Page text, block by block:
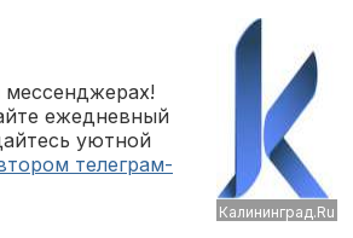
Калининград.Ru
мессенджерах!
ежедневный
уютной
телеграм-